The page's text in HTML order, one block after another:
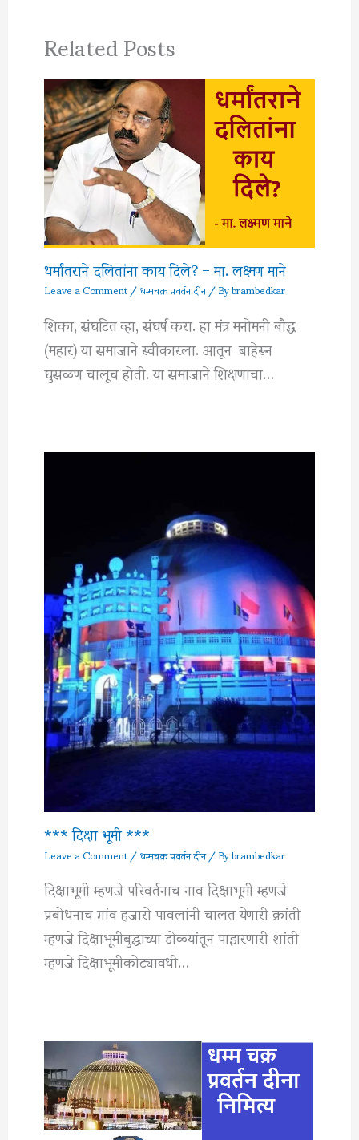
Related Posts
धर्मांतराने दलितांना काय दिले? – मा. लक्ष्मण माने
Leave a Comment/धम्मचक्र प्रवर्तन दीन/ Bybrambedkar
शिका, संघटित व्हा, संघर्ष करा. हा मंत्र मनोमनी बौद्ध
(महार) या समाजाने स्वीकारला. आतून-बाहेरून
घुसळण चालूच होती. या समाजाने शिक्षणाचा…
*** दिक्षा भूमी ***
Leave a Comment/धम्मचक्र प्रवर्तन दीन/ Bybrambedkar
दिक्षाभूमी म्हणजे परिवर्तनाच नाव दिक्षाभूमी म्हणजे
प्रबोधनाच गांव हजारो पावलांनी चालत येणारी क्रांती
म्हणजे दिक्षाभूमीबुद्धाच्या डोळ्यांतून पाझरणारी शांती
म्हणजे दिक्षाभूमीकोट्यावधी…